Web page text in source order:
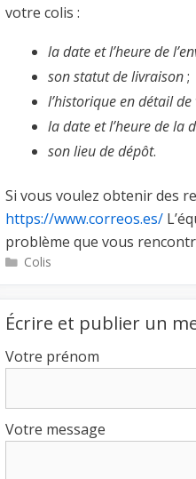
votre colis :
la date et l’heure de
son statut de livraison;
l’historique en détail
la date et l’heure de la
son lieu de dépôt.
Si vous voulez obtenir des
https://www.correos.es/
problème que vous
Catégories
Colis
Écrire et publier un
Votre prénom
Votre message